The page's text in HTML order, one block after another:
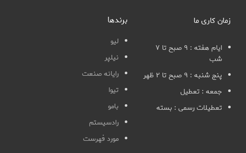
زمان کاری ما
ایام هفته : ۹ صبح تا ۷
شب
پنج شنبه : ۹ صبح تا ۲ ظهر
جمعه : تعطیل
تعطیلات رسمی : بسته
برندها
لیو
نیلپر
رایانه صنعت
تیوا
بامو
رادسیستم
مورد فهرست